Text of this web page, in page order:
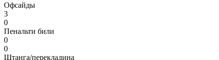
Офсайды
3
0
Пенальти били
0
0
Штанга/перекладина